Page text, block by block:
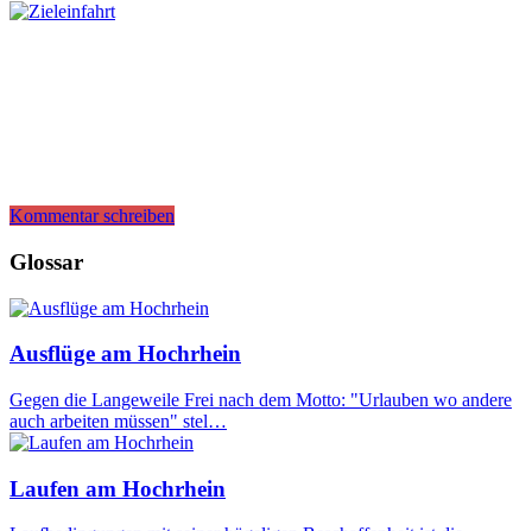
Kommentar schreiben
Glossar
Ausflüge am Hochrhein
Gegen die Langeweile Frei nach dem Motto: "Urlauben wo andere
auch arbeiten müssen" stel…
Laufen am Hochrhein